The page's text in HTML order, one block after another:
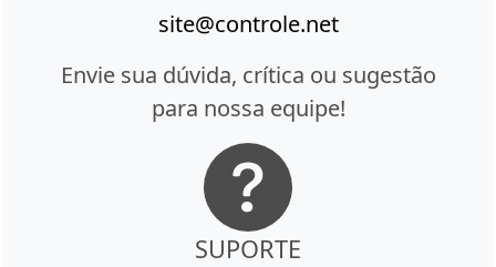
site@controle.net
Envie sua dúvida, crítica ou sugestão
para nossa equipe!
SUPORTE